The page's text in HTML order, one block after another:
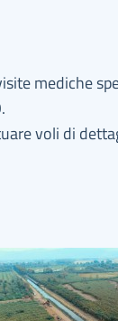
mediche
voli di